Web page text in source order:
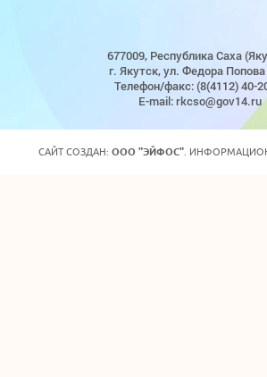
677009, Республика Саха
г. Якутск, ул. Федора
Телефон/факс: (8(4112) 40-
E-mail: rkcso@gov14.ru
САЙТ СОЗДАН: ООО "ЭЙФОС".